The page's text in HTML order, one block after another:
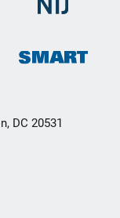
DC 20531